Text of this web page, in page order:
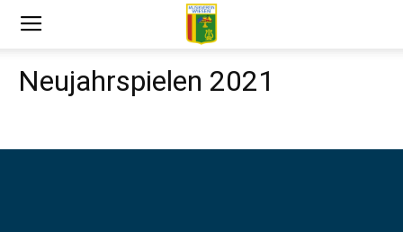
Neujahrspielen 2021